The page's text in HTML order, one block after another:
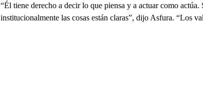
“Él tiene derecho a decir lo que piensa y a actuar como
institucionalmente las cosas están claras”, dijo Asfura. “Los